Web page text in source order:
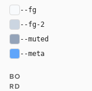
--fg
--fg-2
--muted
--meta
BO
RD